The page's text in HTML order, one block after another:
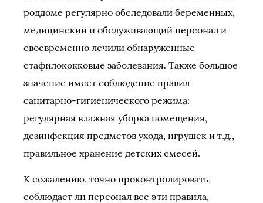
роддоме регулярно обследовали беременных,
медицинский и обслуживающий персонал и
своевременно лечили обнаруженные
стафилококковые заболевания. Также большое
значение имеет соблюдение правил
санитарно-гигиенического режима:
регулярная влажная уборка помещения,
дезинфекция предметов ухода, игрушек и т.д.,
правильное хранение детских смесей.
К сожалению, точно проконтролировать,
соблюдает ли персонал все эти правила,